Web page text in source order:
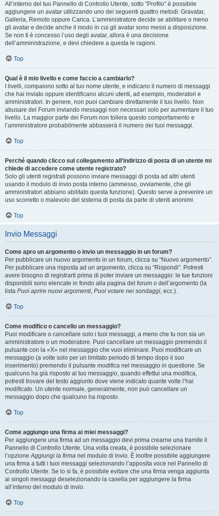
All’interno del tuo Pannello di Controllo Utente, sotto “Profilo” è possibile
aggiungere un avatar utilizzando uno dei seguenti quattro metodi: Gravatar,
Galleria, Remoto oppure Carica. L’amministratore decide se abilitare o meno
gli avatar e decide anche il modo in cui gli avatar sono messi a disposizione.
Se non ti è concesso l’uso degli avatar, allora è una decisione
dell’amministrazione, e devi chiedere a questa le ragioni.
Top
Qual è il mio livello e come faccio a cambiarlo?
I livelli, compaiono sotto al tuo nome utente, e indicano il numero di messaggi
che hai inviato oppure identificano alcuni utenti, ad esempio, moderatori e
amministratori. In genere, non puoi cambiare direttamente il tuo livello. Non
abusare del Forum inviando messaggi non necessari solo per aumentare il tuo
livello. La maggior parte dei Forum non tollera questo comportamento e
l’amministratore probabilmente abbasserà il numero dei tuoi messaggi.
Top
Perché quando clicco sul collegamento all’indirizzo di posta di un utente mi
chiede di accedere come utente registrato?
Solo gli utenti registrati possono inviare messaggi di posta ad altri utenti
usando il modulo di invio posta interno (ammesso, ovviamente, che gli
amministratori abbiano abilitato questa funzione). Questo serve a prevenire un
uso scorretto o malevolo del sistema di posta da parte di utenti anonimi.
Top
Invio Messaggi
Come apro un argomento o invio un messaggio in un forum?
Per pubblicare un nuovo argomento in un forum, clicca su “Nuovo argomento”.
Per pubblicare una risposta ad un argomento, clicca su “Rispondi”. Potresti
avere bisogno di registrarti prima di poter inviare un messaggio: le tue funzioni
disponibili sono elencate in fondo alla pagina del forum o dell’argomento (la
lista Puoi aprire nuovi argomenti, Puoi votare nei sondaggi, ecc.).
Top
Come modifico o cancello un messaggio?
Puoi modificare o cancellare solo i tuoi messaggi, a meno che tu non sia un
amministratore o un moderatore. Puoi cancellare un messaggio premendo il
pulsante con la «X» nel messaggio che vuoi eliminare. Puoi modificare un
messaggio (a volte solo per un limitato periodo di tempo dopo il suo
inserimento) premendo il pulsante modifica nel messaggio in questione. Se
qualcuno ha già risposto al tuo messaggio, quando effettui una modifica,
potresti trovare del testo aggiunto dove viene indicato quante volte l’hai
modificato. Un utente normale, generalmente, non può cancellare un
messaggio dopo che qualcuno ha risposto.
Top
Come aggiungo una firma ai miei messaggi?
Per aggiungere una firma ad un messaggio devi prima crearne una tramite il
Pannello di Controllo Utente. Una volta creata, è possibile selezionare
l’opzioneAggiungi la firma nel modulo di invio. È inoltre possibile aggiungere
una firma a tutti i tuoi messaggi selezionando l’apposita voce nel Pannello di
Controllo Utente. Se lo si fa, è possibile evitare che una firma venga aggiunta
ai singoli messaggi deselezionando la casella per aggiungere la firma
all’interno del modulo di invio.
Top